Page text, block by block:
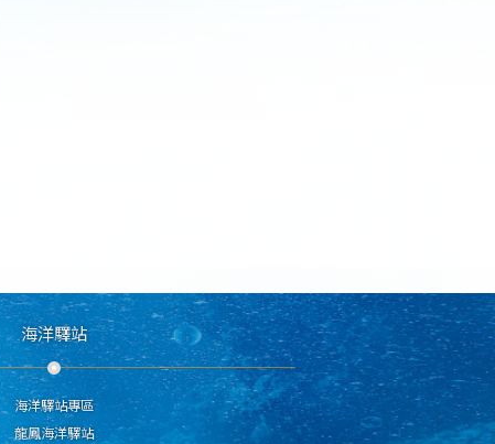
海洋驛站
海洋驛站專區
龍鳳海洋驛站